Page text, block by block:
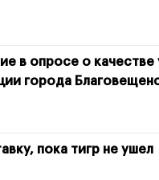
в опросе о качестве
города
пока тигр не ушел